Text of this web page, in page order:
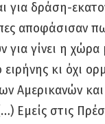
για δράση-
αποφάσισαν
για γίνει η χώρα
κι όχι
Αμερικανών
Εμείς στις